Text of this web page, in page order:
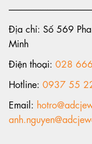
Địa chỉ: Số 569
Minh
Điện thoại: 028
Hotline: 0937 55
Email: